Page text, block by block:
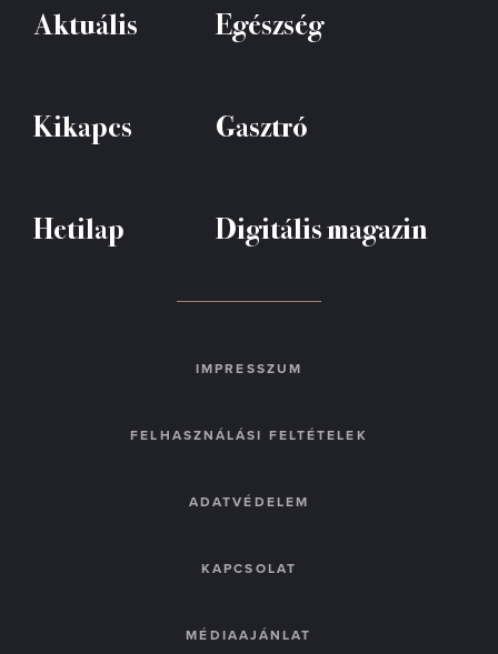
Aktuális Egészség
Kikapcs Gasztró
Hetilap Digitális magazin
IMPRESSZUM
FELHASZNÁLÁSI FELTÉTELEK
ADATVÉDELEM
KAPCSOLAT
MÉDIAAJÁNLAT